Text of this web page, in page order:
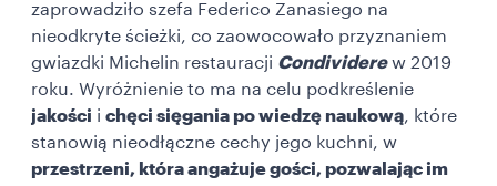
zaprowadziło szefa Federico Zanasiego na
nieodkryte ścieżki, co zaowocowało przyznaniem
gwiazdki Michelin restauracji Condividerew 2019
roku. Wyróżnienie to ma na celu podkreślenie
jakości i chęci sięgania po wiedzę naukową, które
stanowią nieodłączne cechy jego kuchni, w
przestrzeni, która angażuje gości, pozwalając im